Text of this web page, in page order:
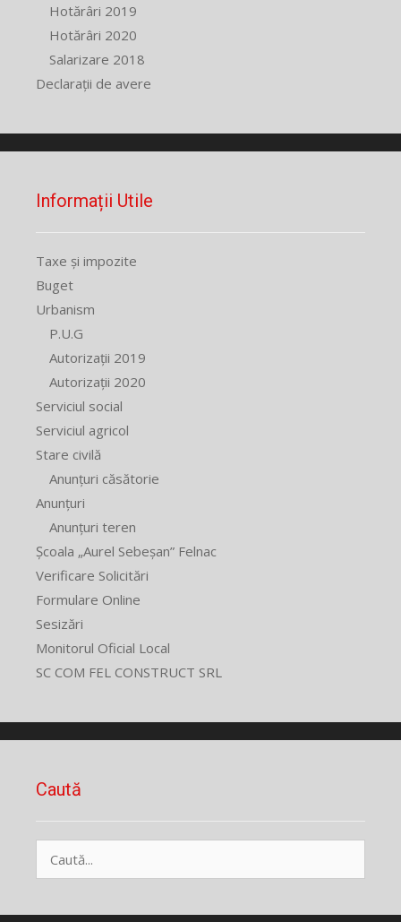
Hotărâri 2019
Hotărâri 2020
Salarizare 2018
Declarații de avere
Informații Utile
Taxe și impozite
Buget
Urbanism
P.U.G
Autorizații 2019
Autorizații 2020
Serviciul social
Serviciul agricol
Stare civilă
Anunțuri căsătorie
Anunțuri
Anunțuri teren
Școala „Aurel Sebeșan” Felnac
Verificare Solicitări
Formulare Online
Sesizări
Monitorul Oficial Local
SC COM FEL CONSTRUCT SRL
Caută
după: